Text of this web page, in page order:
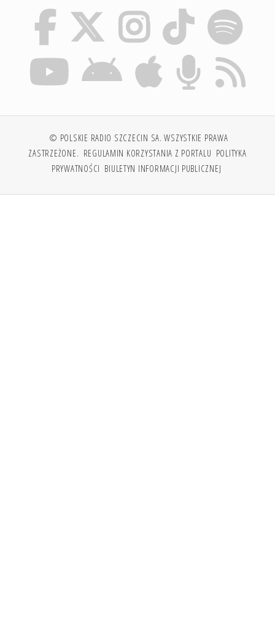
© POLSKIE RADIO SZCZECIN SA. WSZYSTKIE PRAWA
ZASTRZEŻONE. REGULAMIN KORZYSTANIA Z PORTALU POLITYKA
PRYWATNOŚCI BIULETYN INFORMACJI PUBLICZNEJ